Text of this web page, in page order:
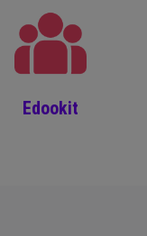
Edookit